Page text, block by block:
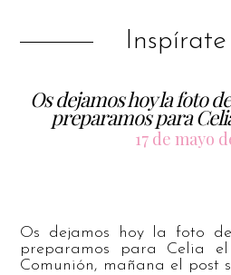
Inspírate
Os dejamos hoy la foto
preparamos para
17 de mayo
Os dejamos hoy la foto
preparamos para Celia
Comunión, mañana el post